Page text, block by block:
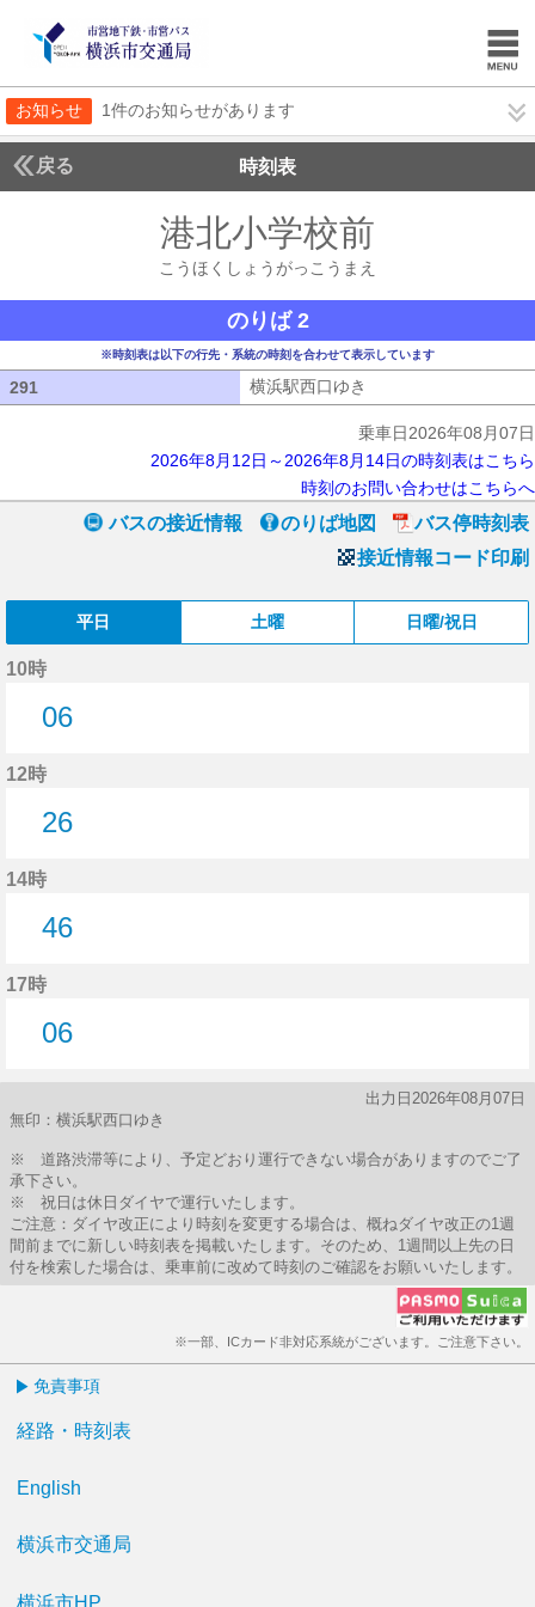
お知らせ 1件のお知らせがあります
戻る 時刻表
港北小学校前
こうほくしょうがっこうまえ
のりば 2
※時刻表は以下の行先・系統の時刻を合わせて表示しています
291 横浜駅西口ゆき
乗車日2026年08月07日
2026年8月12日～2026年8月14日の時刻表はこちら
時刻のお問い合わせはこちらへ
バスの接近情報 のりば地図
バス停時刻表
接近情報コード印刷
平日 土曜 日曜/祝日
10時
06
12時
26
14時
46
17時
06
出力日2026年08月07日
無印：横浜駅西口ゆき
※ 道路渋滞等により、予定どおり運行できない場合がありますのでご了
承下さい。
※ 祝日は休日ダイヤで運行いたします。
ご注意：ダイヤ改正により時刻を変更する場合は、概ねダイヤ改正の1週
間前までに新しい時刻表を掲載いたします。そのため、1週間以上先の日
付を検索した場合は、乗車前に改めて時刻のご確認をお願いいたします。
※一部、ICカード非対応系統がございます。ご注意下さい。
免責事項
経路・時刻表
English
横浜市交通局
横浜市HP